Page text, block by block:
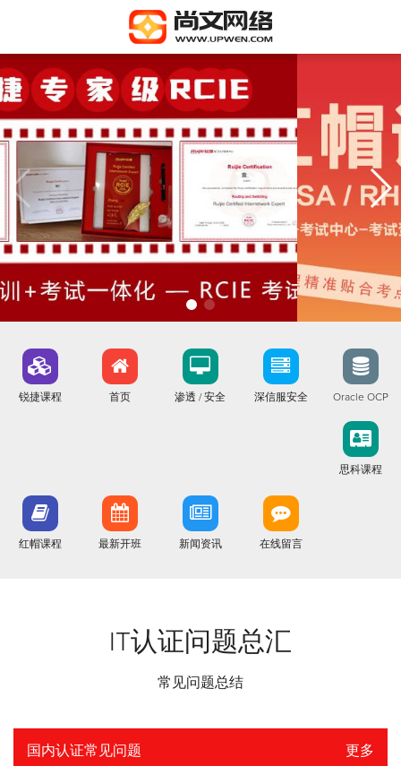
锐捷课程 首页 渗透 / 安全 深信服安全 Oracle OCP
思科课程
红帽课程 最新开班 新闻资讯 在线留言
IT认证问题总汇
常见问题总结
国内认证常见问题 更多